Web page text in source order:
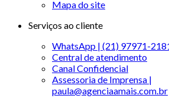
Mapa do site
Serviços ao cliente
WhatsApp | (21) 97971-
Central de atendimento
Canal Confidencial
Assessoria de Imprensa |
paula@agenciaamais.com.br